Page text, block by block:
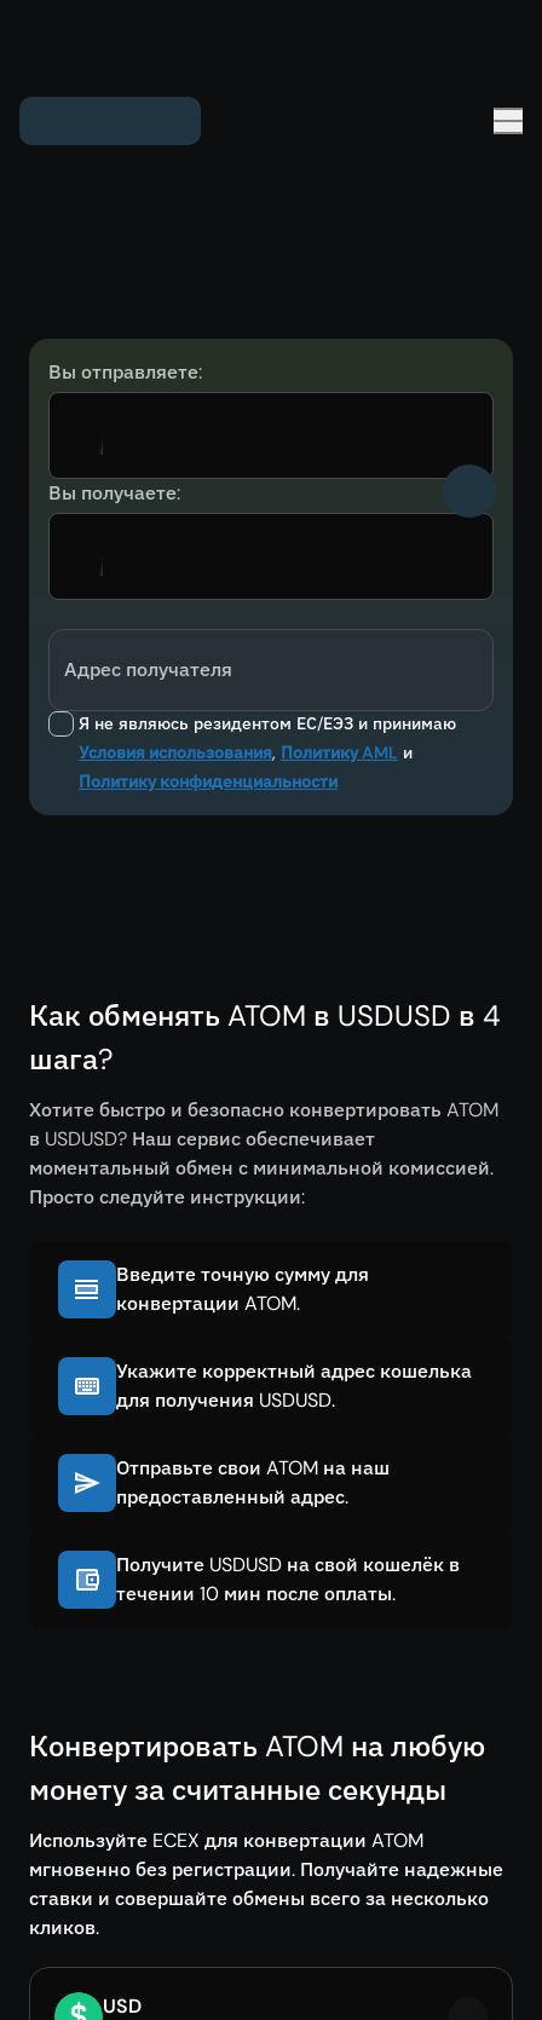
Вы отправляете:
Вы получаете:
Адрес получателя
Я не являюсь резидентом ЕС/ЕЭЗ и принимаю
Условия использования, Политику AML и
Политику конфиденциальности
Как обменять ATOM в USDUSD в 4
шага?
Хотите быстро и безопасно конвертировать ATOM
в USDUSD? Наш сервис обеспечивает
моментальный обмен с минимальной комиссией.
Просто следуйте инструкции:
Введите точную сумму для
конвертации ATOM.
Укажите корректный адрес кошелька
для получения USDUSD.
Отправьте свои ATOM на наш
предоставленный адрес.
Получите USDUSD на свой кошелёк в
течении 10 мин после оплаты.
Конвертировать ATOM на любую
монету за считанные секунды
Используйте ECEX для конвертации ATOM
мгновенно без регистрации. Получайте надежные
ставки и совершайте обмены всего за несколько
кликов.
USD